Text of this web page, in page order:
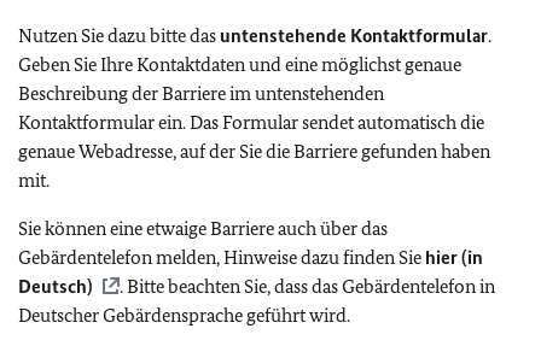
Nutzen Sie dazu bitte das untenstehende Kontaktformular.
Geben Sie Ihre Kontaktdaten und eine möglichst genaue
Beschreibung der Barriere im untenstehenden
Kontaktformular ein. Das Formular sendet automatisch die
genaue Webadresse, auf der Sie die Barriere gefunden haben
mit.
Sie können eine etwaige Barriere auch über das
Gebärdentelefon melden, Hinweise dazu finden Sie hier (in
Deutsch)
. Bitte beachten Sie, dass das Gebärdentelefon in
Deutscher Gebärdensprache geführt wird.